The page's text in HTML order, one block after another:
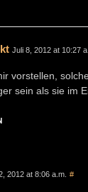
Juli 8, 2012 at 10:27
vorstellen,
sein als sie im
2012 at 8:06 a.m. #